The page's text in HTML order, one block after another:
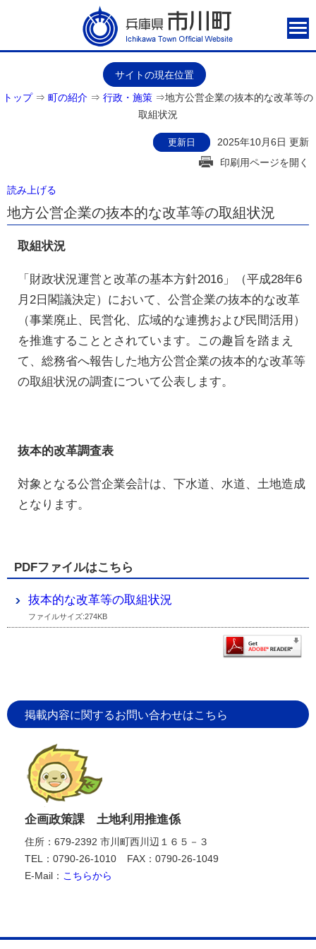
サイトの現在位置
トップ⇒ 町の紹介 ⇒ 行政・施策 ⇒地方公営企業の抜本的な改革等の
取組状況
更新日
2025年10月6日 更新
印刷用ページを開く
読み上げる
地方公営企業の抜本的な改革等の取組状況
取組状況
「財政状況運営と改革の基本方針2016」（平成28年6
月2日閣議決定）において、公営企業の抜本的な改革
（事業廃止、民営化、広域的な連携および民間活用）
を推進することとされています。この趣旨を踏まえ
て、総務省へ報告した地方公営企業の抜本的な改革等
の取組状況の調査について公表します。
抜本的改革調査表
対象となる公営企業会計は、下水道、水道、土地造成
となります。
PDFファイルはこちら
抜本的な改革等の取組状況
ファイルサイズ:274KB
掲載内容に関するお問い合わせはこちら
企画政策課 土地利用推進係
住所：679-2392 市川町西川辺１６５－３
TEL：0790-26-1010
FAX：0790-26-1049
E-Mail： こちらから